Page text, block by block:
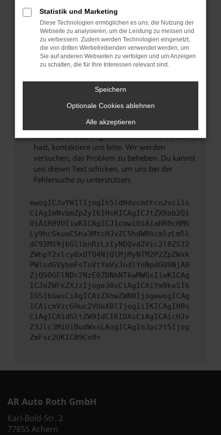
Starte dein Gerät neu.
Das kann manchmal helfen, vorübergehende
Probleme zu beheben.
Stelle sicher, dass dein Browser und dein
Betriebssystem auf dem neuesten Stand
sind.
Sicherheitsrisiko, sondern kann auch dazu
unterstützt werden.
Wende dich an den Webseitenbetreiber.
Wenn du alle oben genannten Schritte versucht
hast, kontaktiere uns bitte. Wir werden
versuchen, das Problem zu beheben. Du kannst
uns diesen Text schicken, um uns bei der
Fehlersuche zu unterstützen:
ewogICJuYW1lIjogIk5ldHdvcmtFcnJvciIs
CiAgImNvbmZpZyI6IHsKICAgICJtZXRob2Qi
OiAiR0VUIiwKICAgICJ1cmwiOiAiaHR0cHM6
Ly9hcGkueC5ha3MtcHJvZC5hdWRhcmlzLm5l
dC92MS9jbGllbnRzLzIyNDQvd2Vic2l0ZS12
ZWhpY2xlcy8xOTQ4NjQlMjMyNTM2P2ZpZWxk
PWludGVybmFsTnVtYmVyJndlYnNpdGU9NjA0
ZjQ5OGFlNDc2NzE0ZDNkNTkwMWQxIiwKICAg
ICJoZWFkZXJzIjoge30sCiAgICAiYm9keSI6
IG51bGwsCiAgICAiZXhwZWN0IjogewogICAg
ICAicmVzcG9uc2VUeXBlIjogIiIKICAgIH0s
CiAgICAidGltZW91dCI6IDAsCiAgICAicHJv
Z3Jlc3MiOiBudWxsLAogICAgInJpc2t5Ijog
ZmFsc2UKICB9Cn0=
AR Auto Roth GmbH
Karl-Bold-Str. 2
77855 Achern
Statistik und Marketing
Diese Technologien ermöglichen es uns, die Nutzung der
Webseite zu analysieren, um die Leistung zu messen und
zu verbessern. Zudem werden Technologien eingesetzt,
die von dritten Werbetreibenden verwendet werden, um
Sie auf anderen Webseiten zu verfolgen und um Anzeigen
zu schalten, die für Ihre Interessen relevant sind.
Speichern
Optionale Cookies ablehnen
Alle akzeptieren